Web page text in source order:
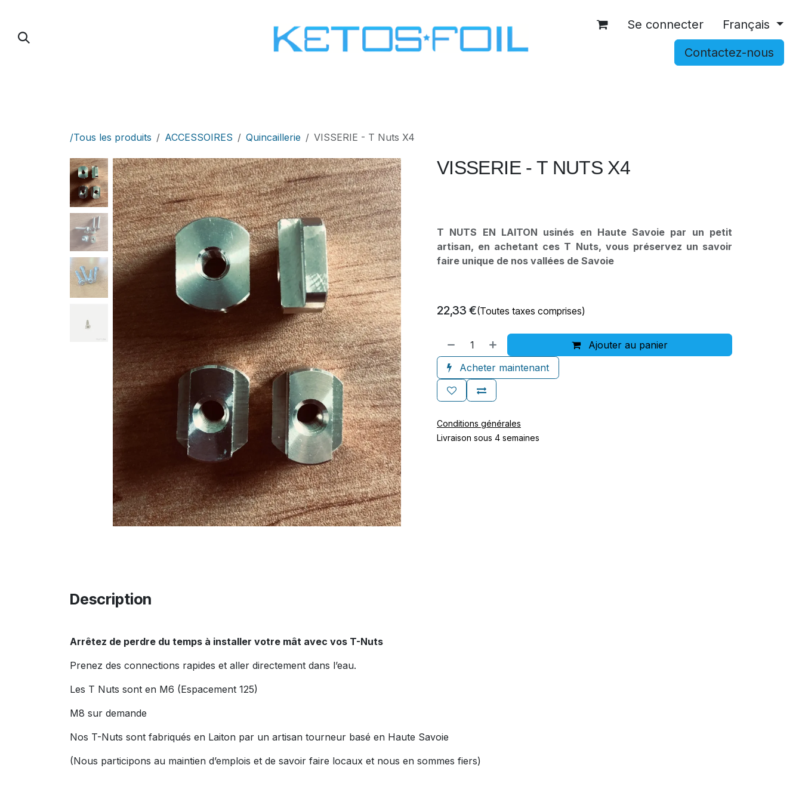
Se connecter
Français
Contactez-nous
/Tous les produits ACCESSOIRES Quincaillerie VISSERIE - T Nuts X4
VISSERIE - T NUTS X4
T NUTS EN LAITON usinés en Haute Savoie par un petit
artisan, en achetant ces T Nuts, vous préservez un savoir
faire unique de nos vallées de Savoie
22,33 €(Toutes taxes comprises)
Ajouter au panier
Acheter maintenant
Conditions générales
Livraison sous 4 semaines
Description
Arrêtez de perdre du temps à installer votre mât avec vos T-Nuts
Prenez des connections rapides et aller directement dans l’eau.
Les T Nuts sont en M6 (Espacement 125)
M8 sur demande
Nos T-Nuts sont fabriqués en Laiton par un artisan tourneur basé en Haute Savoie
(Nous participons au maintien d’emplois et de savoir faire locaux et nous en sommes fiers)